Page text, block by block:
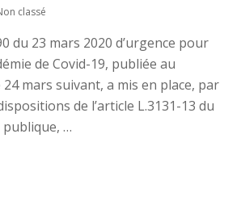
classé
du 23 mars 2020 d’urgence pour
de Covid-19, publiée au
mars suivant, a mis en place, par
de l’article L.3131-13 du
publique, …